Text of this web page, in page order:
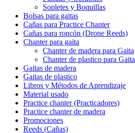
Sopletes y Boquillas
Bolsas para gaitas
Cañas para Practice Chanter
Cañas para roncón (Drone Reeds)
Chanter para gaita
Chanter de madera para Gaita
Chanter de plastico para Gaita
Gaitas de madera
Gaitas de plastico
Libros y Métodos de Aprendizaje
Material usado
Practice chanter (Practicadores)
Practice chanter de madera
Promociones
Reeds (Cañas)